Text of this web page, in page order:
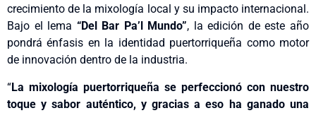
crecimiento de la mixología local y su impacto internacional.
Bajo el lema “Del Bar Pa’l Mundo”, la edición de este año
pondrá énfasis en la identidad puertorriqueña como motor
de innovación dentro de la industria.
“La mixología puertorriqueña se perfeccionó con nuestro
toque y sabor auténtico, y gracias a eso ha ganado una